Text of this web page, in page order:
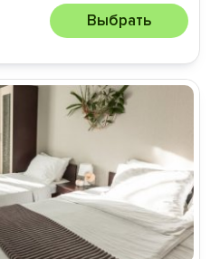
Выбрать